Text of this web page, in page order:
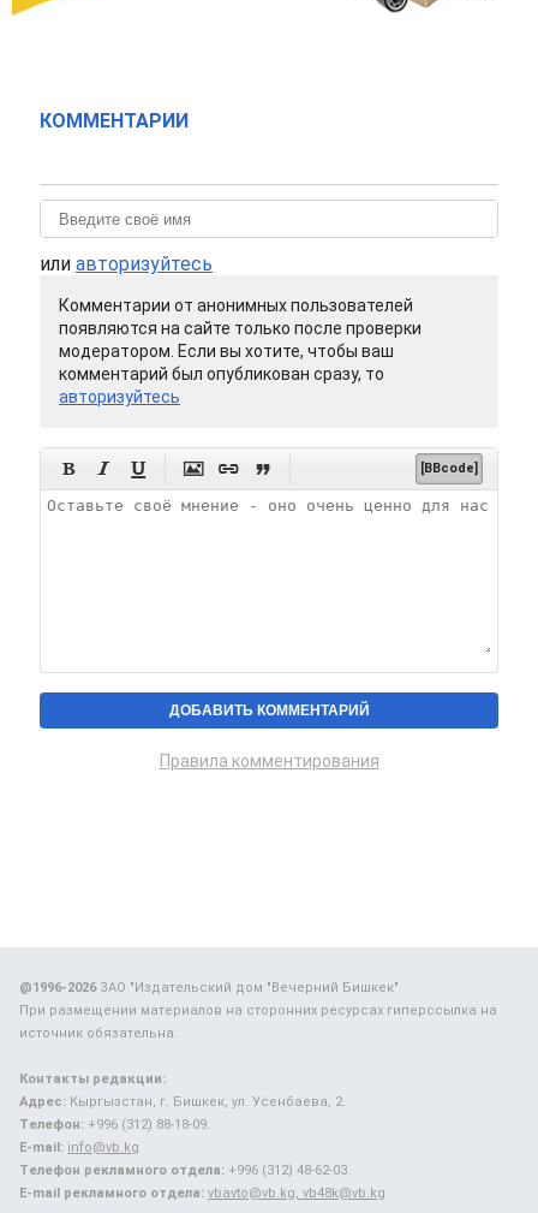
КОММЕНТАРИИ
или авторизуйтесь
Комментарии от анонимных пользователей
появляются на сайте только после проверки
модератором. Если вы хотите, чтобы ваш
комментарий был опубликован сразу, то
авторизуйтесь
      [BBcode]
Правила комментирования
@1996-2026ЗАО "Издательский дом "Вечерний Бишкек"
При размещении материалов на сторонних ресурсах гиперссылка на
источник обязательна.
Контакты редакции:
Адрес: Кыргызстан, г. Бишкек, ул. Усенбаева, 2.
Телефон: +996 (312) 88-18-09.
E-mail: info@vb.kg
Телефон рекламного отдела: +996 (312) 48-62-03.
E-mail рекламного отдела: vbavto@vb.kg, vb48k@vb.kg